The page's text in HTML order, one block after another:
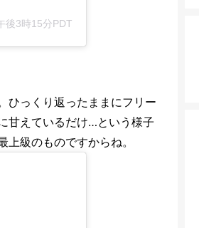
後3時15分PDT
ひっくり返ったままにフリー
甘えているだけ…という様子
級のものですからね。